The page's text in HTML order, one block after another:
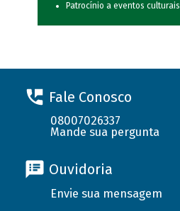
Patrocínio a eventos culturais
Fale Conosco
08007026337
Mande sua pergunta
Ouvidoria
Envie sua mensagem